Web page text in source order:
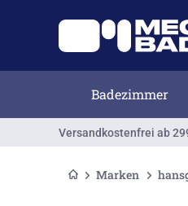
Badezimmer
Versandkostenfrei ab
Marken